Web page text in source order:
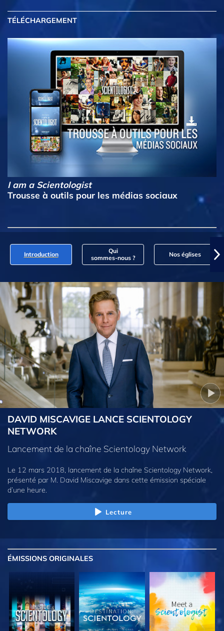
TÉLÉCHARGEMENT
I am a Scientologist
Trousse à outils pour les médias sociaux
Introduction
Qui
sommes‑nous ?
Nos églises
DAVID MISCAVIGE LANCE SCIENTOLOGY
NETWORK
Lancement de la chaîne Scientology Network
Le 12 mars 2018, lancement de la chaîne Scientology Network,
présenté par M. David Miscavige dans cette émission spéciale
d’une heure.
Lecture
ÉMISSIONS ORIGINALES